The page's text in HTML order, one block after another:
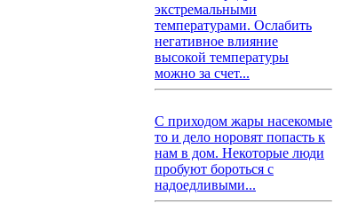
экстремальными
температурами. Ослабить
негативное влияние
высокой температуры
можно за счет...
С приходом жары насекомые
то и дело норовят попасть к
нам в дом. Некоторые люди
пробуют бороться с
надоедливыми...